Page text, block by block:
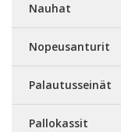
Nauhat
Nopeusanturit
Palautusseinät
Pallokassit